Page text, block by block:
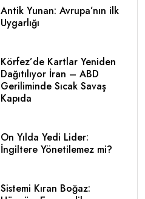
Antik Yunan: Avrupa’nın ilk
Uygarlığı
Körfez’de Kartlar Yeniden
Dağıtılıyor İran – ABD
Geriliminde Sıcak Savaş
Kapıda
On Yılda Yedi Lider:
İngiltere Yönetilemez mi?
Sistemi Kıran Boğaz: